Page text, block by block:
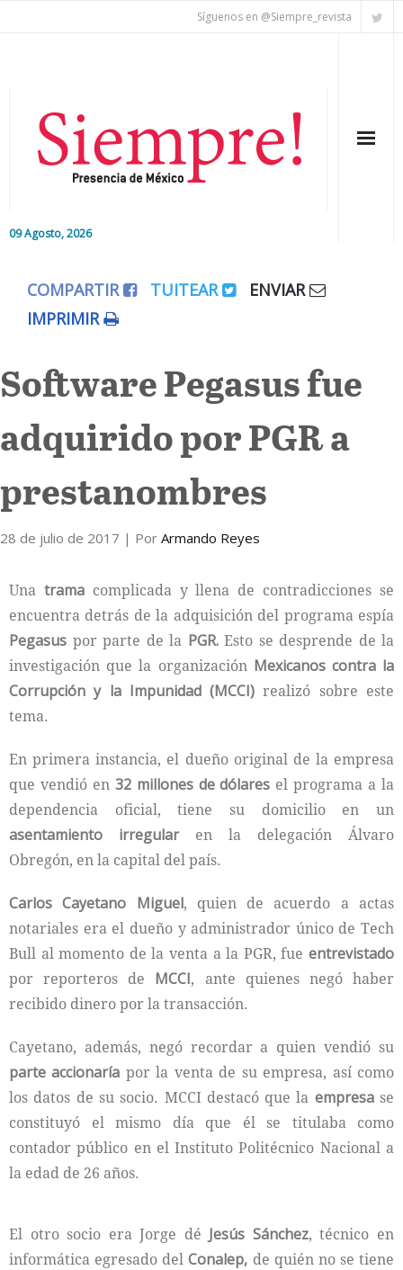
Síguenos en @Siempre_revista
09 Agosto, 2026
Editorial
Colaboradores
Internacional
Cultura
COMPARTIR TUITEAR
ENVIAR
IMPRIMIR
Software Pegasus fue
adquirido por PGR a
prestanombres
28 de julio de 2017 | Por Armando Reyes
Una tramacomplicada y llena de contradicciones se
encuentra detrás de la adquisición del programa espía
Pegasus por parte de la PGR.Esto se desprende de la
investigación que la organización Mexicanos contra la
Corrupción y la Impunidad (MCCI) realizó sobre este
tema.
En primera instancia, el dueño original de la empresa
que vendió en 32 millones de dólares el programa a la
dependencia oficial, tiene su domicilio en un
asentamiento irregularen la delegación Álvaro
Obregón, en la capital del país.
Carlos Cayetano Miguel, quien de acuerdo a actas
notariales era el dueño y administrador único de Tech
Bull al momento de la venta a la PGR, fue entrevistado
por reporteros de MCCI, ante quienes negó haber
recibido dinero por la transacción.
Cayetano, además, negó recordar a quien vendió su
parte accionaría por la venta de su empresa, así como
los datos de su socio. MCCI destacó que la empresase
constituyó el mismo día que él se titulaba como
contador público en el Instituto Politécnico Nacional a
la edad de 26 años.
El otro socio era Jorge dé Jesús Sánchez, técnico en
informática egresado delConalep, de quién no se tiene